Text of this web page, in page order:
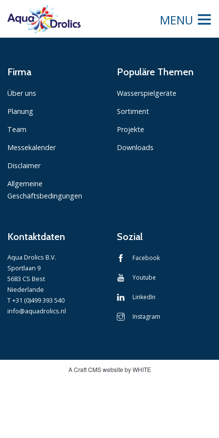
MENU
Firma
Über uns
Planung
Team
Messekalender
Disclaimer
Allgemeine
Geschäftsbedingungen
Populäre Themen
Wasserspielgeräte
Sortiment
Projekte
Downloads
Kontaktdaten
Aqua Drolics B.V.
Sportlaan 9
5683 CS Best
Niederlande
T +31 (0)499 393 540
info@aquadrolics.nl
Sozial
Facebook
Youtube
LinkedIn
Instagram
A Craft CMS website by WHITE